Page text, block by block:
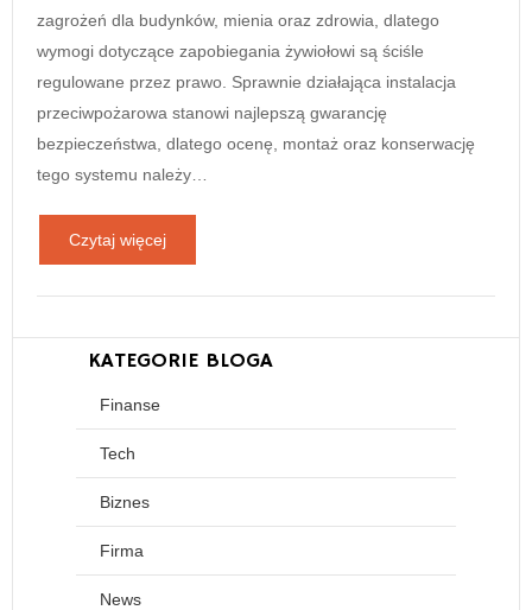
zagrożeń dla budynków, mienia oraz zdrowia, dlatego
wymogi dotyczące zapobiegania żywiołowi są ściśle
regulowane przez prawo. Sprawnie działająca instalacja
przeciwpożarowa stanowi najlepszą gwarancję
bezpieczeństwa, dlatego ocenę, montaż oraz konserwację
tego systemu należy…
Czytaj więcej
KATEGORIE BLOGA
Finanse
Tech
Biznes
Firma
News